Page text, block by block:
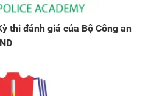
thi đánh giá của Bộ Công an